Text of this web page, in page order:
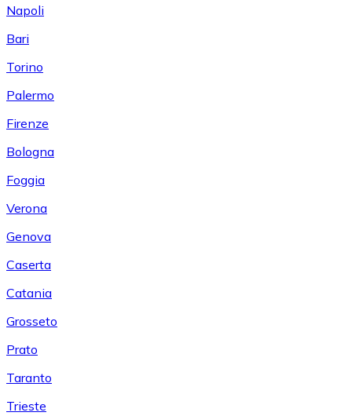
Napoli
Bari
Torino
Palermo
Firenze
Bologna
Foggia
Verona
Genova
Caserta
Catania
Grosseto
Prato
Taranto
Trieste